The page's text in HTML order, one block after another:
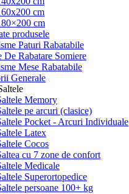
cm
cm
produsele
Paturi Rabatabile
De Rabatare Somiere
Mese Rabatabile
Generale
Memory
pe arcuri (clasice)
Pocket - Arcuri Individuale
Latex
Cocos
cu 7 zone de confort
Medicale
Superortopedice
persoane 100+ kg